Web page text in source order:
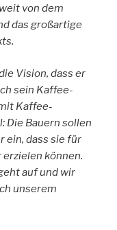
von dem
das großartige
Vision, dass er
sein Kaffee-
Kaffee-
Die Bauern sollen
ein, dass sie für
können.
auf und wir
unserem